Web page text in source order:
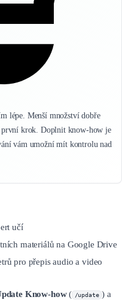
lépe. Menší množství dobře
krok. Doplnit know-how je
vám umožní mít kontrolu nad
učí
materiálů na Google Drive
pro přepis audio a video
Know-how( /update ) a